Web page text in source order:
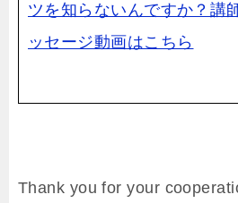
ツを知らないんですか？講
ッセージ動画はこちら
Thank you for your